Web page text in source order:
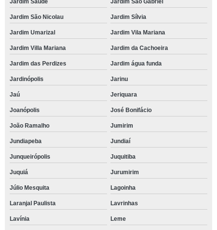
Jardim Saúde Jardim São Gabriel
Jardim São Nicolau Jardim Sílvia
Jardim Umarizal Jardim Vila Mariana
Jardim Villa Mariana Jardim da Cachoeira
Jardim das Perdizes Jardim água funda
Jardinópolis Jarinu
Jaú Jeriquara
Joanópolis José Bonifácio
João Ramalho Jumirim
Jundiapeba Jundiaí
Junqueirópolis Juquitiba
Juquiá Jurumirim
Júlio Mesquita Lagoinha
Laranjal Paulista Lavrinhas
Lavínia Leme